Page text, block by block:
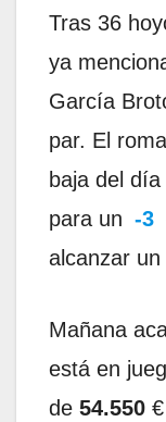
Tras 36
ya
García
par. El
baja del
para un -3
alcanzar
Mañana
está en
de 54.550